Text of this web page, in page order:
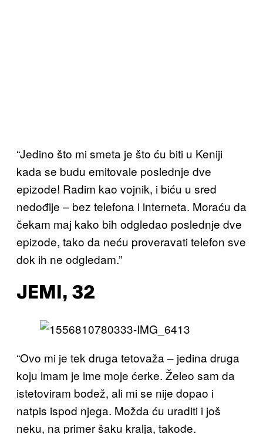
“Jedino što mi smeta je što ću biti u Keniji
kada se budu emitovale poslednje dve
epizode! Radim kao vojnik, i biću u sred
nedođije – bez telefona i interneta. Moraću da
čekam maj kako bih odgledao poslednje dve
epizode, tako da neću proveravati telefon sve
dok ih ne odgledam.”
JEMI, 32
“Ovo mi je tek druga tetovaža – jedina druga
koju imam je ime moje ćerke. Želeo sam da
istetoviram bodež, ali mi se nije dopao i
natpis ispod njega. Možda ću uraditi i još
neku, na primer šaku kralja, takođe.